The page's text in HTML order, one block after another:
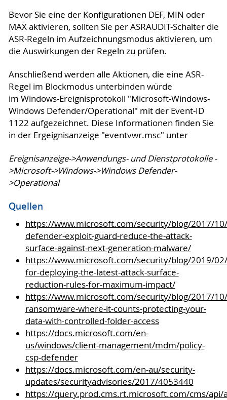
Bevor Sie eine der Konfigurationen DEF, MIN oder
MAX aktivieren, sollten Sie per ASRAUDIT-Schalter die
ASR-Regeln im Aufzeichnungsmodus aktivieren, um
die Auswirkungen der Regeln zu prüfen.
Anschließend werden alle Aktionen, die eine ASR-
Regel im Blockmodus unterbinden würde
im Windows-Ereignisprotokoll "Microsoft-Windows-
Windows Defender/Operational" mit der Event-ID
1122 aufgezeichnet. Diese Informationen finden Sie
in der Ergeignisanzeige "eventvwr.msc" unter
Ereignisanzeige->Anwendungs- und Dienstprotokolle -
>Microsoft->Windows->Windows Defender-
>Operational
Quellen
https://www.microsoft.com/security/blog/2017/
defender-exploit-guard-reduce-the-attack-
surface-against-next-generation-malware/
https://www.microsoft.com/security/blog/2019/
for-deploying-the-latest-attack-surface-
reduction-rules-for-maximum-impact/
https://www.microsoft.com/security/blog/2017/
ransomware-where-it-counts-protecting-your-
data-with-controlled-folder-access
https://docs.microsoft.com/en-
us/windows/client-management/mdm/policy-
csp-defender
https://docs.microsoft.com/en-au/security-
updates/securityadvisories/2017/4053440
https://query.prod.cms.rt.microsoft.com/cms/api/